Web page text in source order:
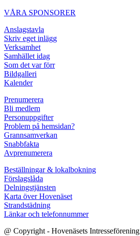
VÅRA SPONSORER
Anslagstavla
Skriv eget inlägg
Verksamhet
Samhället idag
Som det var förr
Bildgalleri
Kalender
Prenumerera
Bli medlem
Personuppgifter
Problem på hemsidan?
Grannsamverkan
Snabbfakta
Avprenumerera
Beställningar & lokalbokning
Förslagslåda
Delningstjänsten
Karta över Hovenäset
Strandstädning
Länkar och telefonnummer
@ Copyright - Hovenäsets Intresseförening